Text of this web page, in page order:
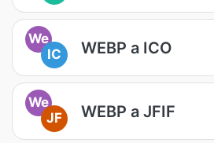
We
IC
WEBP a ICO
We
JF
WEBP a JFIF